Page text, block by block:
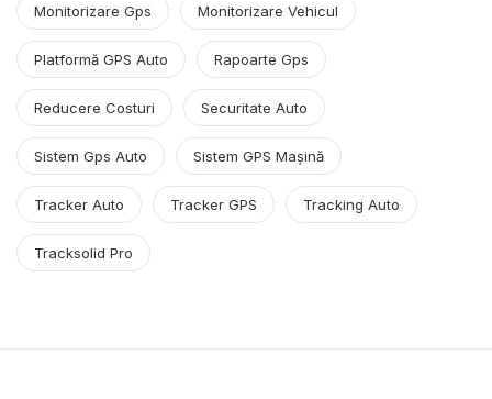
Monitorizare Gps Monitorizare Vehicul
Platformă GPS Auto Rapoarte Gps
Reducere Costuri Securitate Auto
Sistem Gps Auto Sistem GPS Mașină
Tracker Auto Tracker GPS Tracking Auto
Tracksolid Pro